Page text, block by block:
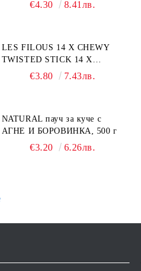
€4.30 8.41лв.
LES FILOUS 14 X CHEWY
TWISTED STICK 14 X
ДЪВЧАЩИ ДЕНТАЛНИ
€3.80 7.43лв.
NATURAL пауч за куче с
АГНЕ И БОРОВИНКА, 500 г
€3.20 6.26лв.